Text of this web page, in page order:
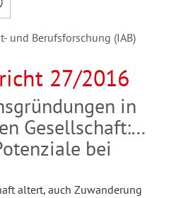
und Berufsforschung (IAB)
27/2016
in
Gesellschaft:
bei
altert, auch Zuwanderung